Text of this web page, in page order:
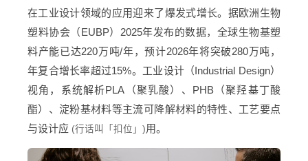
在工业设计领域的应用迎来了爆发式增长。据欧洲生物
塑料协会（EUBP）2025年发布的数据，全球生物基塑
料产能已达220万吨/年，预计2026年将突破280万吨，
年复合增长率超过15%。工业设计（Industrial Design）
视角，系统解析PLA（聚乳酸）、PHB（聚羟基丁酸
酯）、淀粉基材料等主流可降解材料的特性、工艺要点
与设计应 (行话叫「扣位」)用。